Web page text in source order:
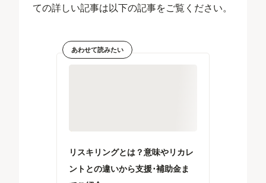
ての詳しい記事は以下の記事をご覧ください。
あわせて読みたい
リスキリングとは？意味やリカレ
ントとの違いから支援･補助金ま